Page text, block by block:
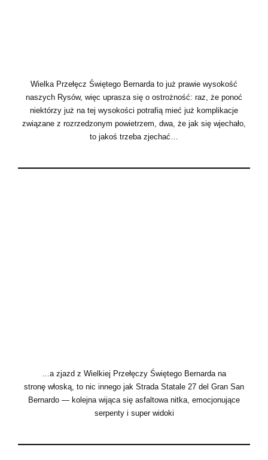
Wielka Przełęcz Świętego Bernarda to już prawie wysokość
naszych Rysów, więc uprasza się o ostrożność: raz, że ponoć
niektórzy już na tej wysokości potrafią mieć już komplikacje
związane z rozrzedzonym powietrzem, dwa, że jak się wjechało,
to jakoś trzeba zjechać…
…a zjazd z Wielkiej Przełęczy Świętego Bernarda na
stronę włoską, to nic innego jak Strada Statale 27 del Gran San
Bernardo — kolejna wijąca się asfaltowa nitka, emocjonujące
serpenty i super widoki